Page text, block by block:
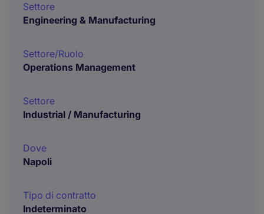
Settore
Engineering & Manufacturing
Settore/Ruolo
Operations Management
Settore
Industrial / Manufacturing
Dove
Napoli
Tipo di contratto
Indeterminato